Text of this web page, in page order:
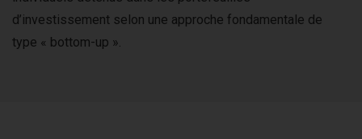
d’investissement selon une approche fondamentale de
type « bottom-up ».